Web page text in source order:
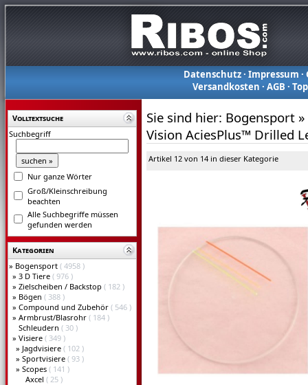
Datenschutz· Impressum ·
Versandkosten ·AGB ·
Volltextsuche
Suchbegriff
Nur ganze Wörter
Groß/Kleinschreibung
beachten
Alle Suchbegriffe müssen
gefunden werden
Kategorien
» Bogensport ( 4958 )
» 3 D Tiere ( 976 )
» Zielscheiben / Backstop ( 182 )
» Bögen ( 388 )
» Compound und Zubehör ( 546 )
» Armbrust/Blasrohr ( 184 )
Schleudern ( 30 )
» Visiere ( 349 )
» Jagdvisiere ( 102 )
» Sportvisiere ( 93 )
» Scopes ( 141 )
Axcel ( 25 )
Sie sind hier: Bogensport »
Vision AciesPlus™ Drilled
Artikel 12 von 14 in dieser Kategorie